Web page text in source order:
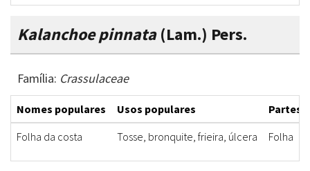
Kalanchoe pinnata(Lam.) Pers.
Família: Crassulaceae
Nomes populares Usos populares
Partes
Folha da costa
Tosse, bronquite, frieira, úlcera Folha